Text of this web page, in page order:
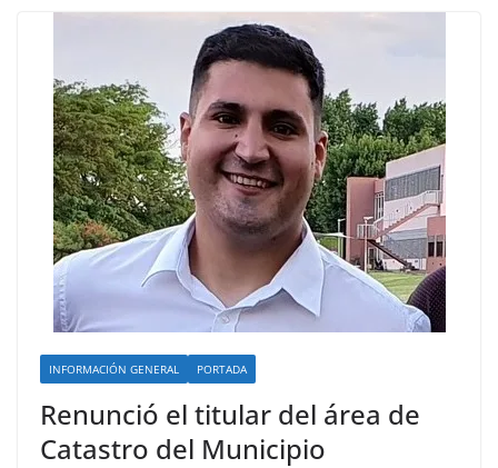
INFORMACIÓN GENERAL PORTADA
Renunció el titular del área de
Catastro del Municipio